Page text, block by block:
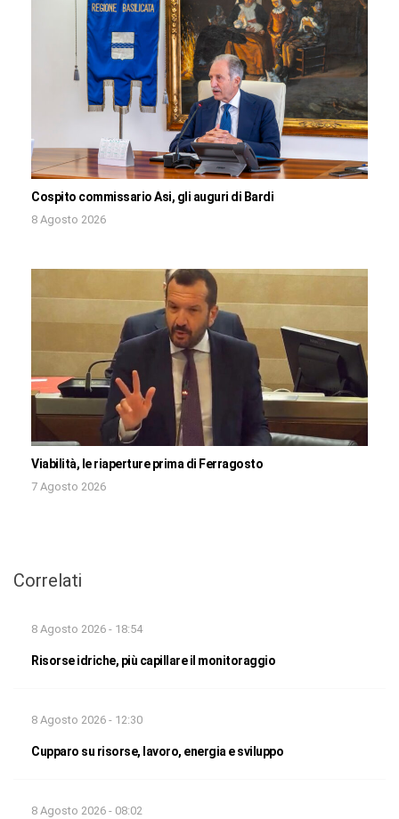
Cospito commissario Asi, gli auguri di Bardi
8 Agosto 2026
Viabilità, le riaperture prima di Ferragosto
7 Agosto 2026
Correlati
8 Agosto 2026 - 18:54
Risorse idriche, più capillare il monitoraggio
8 Agosto 2026 - 12:30
Cupparo su risorse, lavoro, energia e sviluppo
8 Agosto 2026 - 08:02